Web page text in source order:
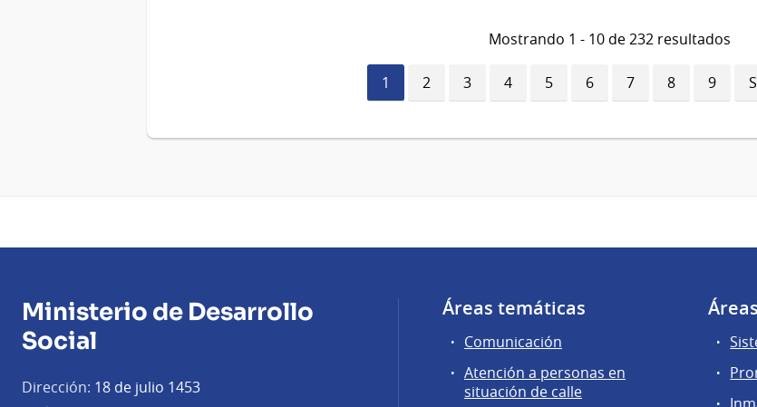
Mostrando 1 - 10 de 232 resultados
Página
actual
1 Página
2 Página
3 Página
4 Página
5 Página
6 Página
7 Página
8 Página
9
Ministerio de Desarrollo
Social
Dirección: 18 de julio 1453
Áreas temáticas
Comunicación
Atención a personas en
situación de calle